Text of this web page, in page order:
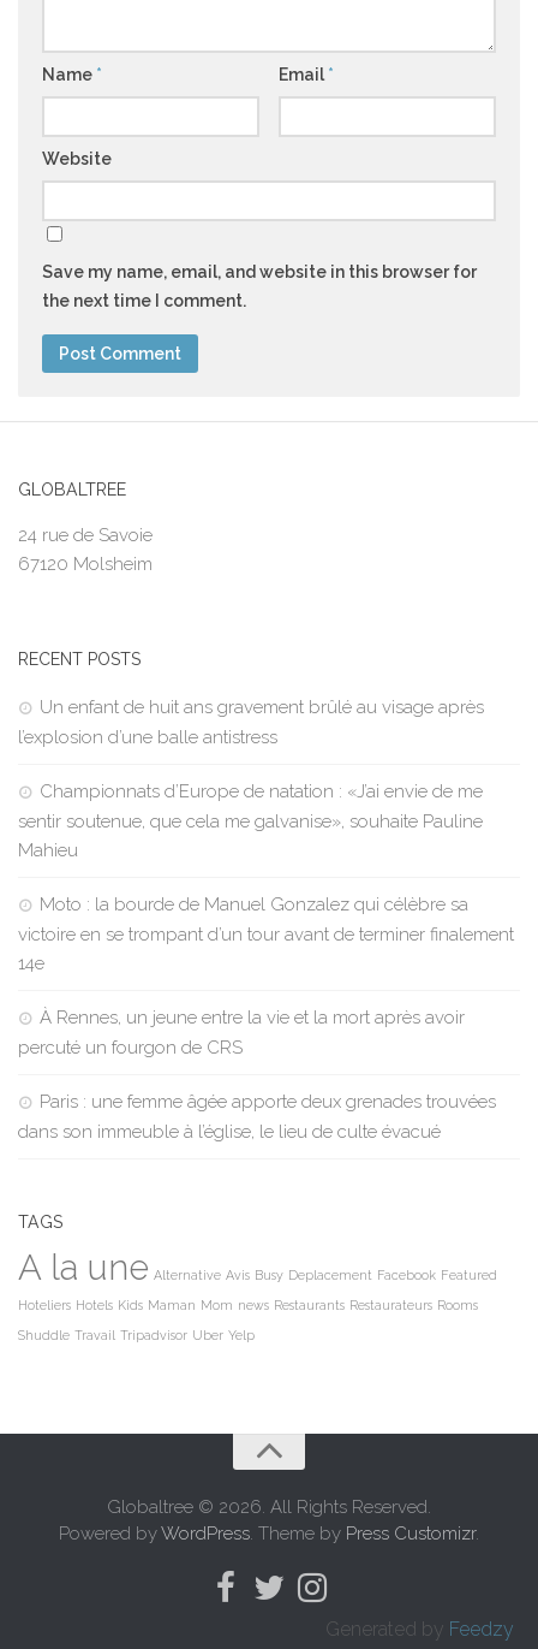
Name * Email *
Website
Save my name, email, and website in this browser for
the next time I comment.
GLOBALTREE
24 rue de Savoie
67120 Molsheim
RECENT POSTS
Un enfant de huit ans gravement brûlé au visage après
l’explosion d’une balle antistress
Championnats d’Europe de natation : «J’ai envie de me
sentir soutenue, que cela me galvanise», souhaite Pauline
Mahieu
Moto : la bourde de Manuel Gonzalez qui célèbre sa
victoire en se trompant d’un tour avant de terminer finalement
14e
À Rennes, un jeune entre la vie et la mort après avoir
percuté un fourgon de CRS
Paris : une femme âgée apporte deux grenades trouvées
dans son immeuble à l’église, le lieu de culte évacué
TAGS
A la une Alternative Avis Busy Deplacement Facebook Featured
Hoteliers Hotels Kids Maman Mom news Restaurants Restaurateurs Rooms
Shuddle Travail Tripadvisor Uber Yelp
Globaltree © 2026. All Rights Reserved.
Powered byWordPress. Theme by Press Customizr.
Generated by Feedzy